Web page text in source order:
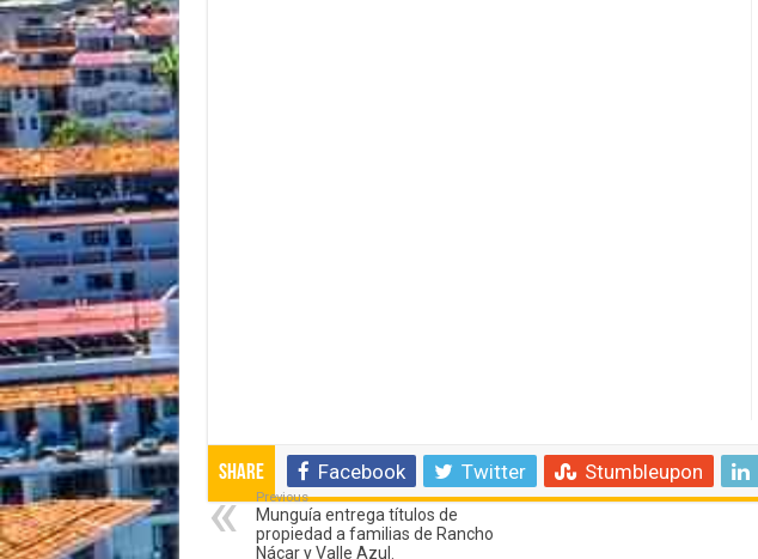
Share Facebook Twitter Stumbleupon
Previous
Munguía entrega títulos de
propiedad a familias de Rancho
Nácar y Valle Azul.